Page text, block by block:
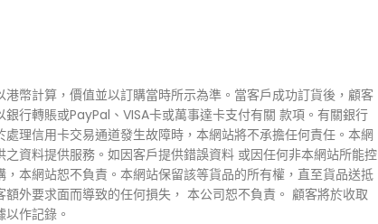
HKD $100.00
港幣計算，價值並以訂購當時所示為準。當客戶成功訂貨後，顧客
銀行轉賬或PayPal、VISA卡或萬事達卡支付有關 款項。有關銀行
處理信用卡交易通道發生故障時，本網站將不承擔任何責任。本網
之資料提供服務。如因客戶提供錯誤資料 或因任何非本網站所能控
，本網站恕不負責。本網站保留該等貨品的所有權，直至貨品送抵
額外要求面而導致的任何損失， 本公司恕不負責。 顧客將於收取
作記錄。